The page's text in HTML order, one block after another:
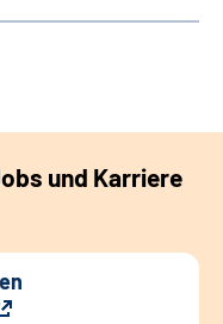
und Karriere